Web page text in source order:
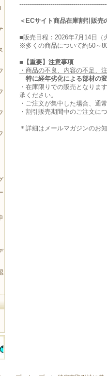
＜ECサイト商品在庫割引販売
■販売日程：2026年7月14日（
※多くの商品について約50～
■【重要】注意事項
・商品の不良、内容の不足、
特に経年劣化による部材の
・在庫限りでの販売となりま
承ください。
・ご注文が集中した場合、通
・割引販売期間中のご注文に
＊詳細はメールマガジンのお